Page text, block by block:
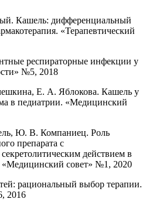
Кашель: дифференциальный
«Терапевтический
респираторные инфекции у
№5, 2018
Е. А. Яблокова. Кашель у
в педиатрии. «Медицинский
Ю. В. Компаниец. Роль
препарата с
действием в
совет» №1, 2020
рациональный выбор терапии.
2016